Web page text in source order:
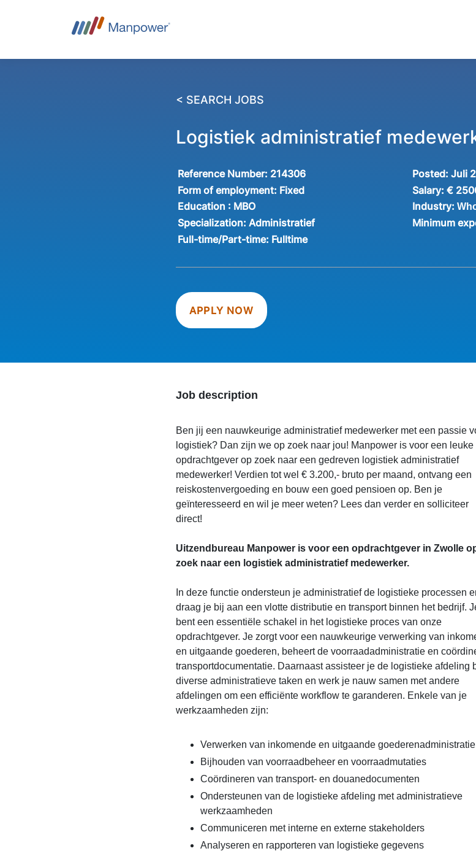
< SEARCH JOBS
Logistiek administratief
Reference Number: 214306 Posted: Juli
Form of employment: Fixed Salary: €
Education : MBO Industry:
Specialization:Administratief Minimum
Full-time/Part-time: Fulltime
APPLY NOW
Job description
Ben jij een nauwkeurige administratief medewerker met een passie
logistiek? Dan zijn we op zoek naar jou! Manpower is voor een leuke
opdrachtgever op zoek naar een gedreven logistiek administratief
medewerker! Verdien tot wel € 3.200,- bruto per maand, ontvang een
reiskostenvergoeding en bouw een goed pensioen op. Ben je
geïnteresseerd en wil je meer weten? Lees dan verder en solliciteer
direct!
Uitzendbureau Manpower is voor een opdrachtgever in Zwolle
zoek naar een logistiek administratief medewerker.
In deze functie ondersteun je administratief de logistieke processen
draag je bij aan een vlotte distributie en transport binnen het bedrijf.
bent een essentiële schakel in het logistieke proces van onze
opdrachtgever. Je zorgt voor een nauwkeurige verwerking van
en uitgaande goederen, beheert de voorraadadministratie en
transportdocumentatie. Daarnaast assisteer je de logistieke afdeling
diverse administratieve taken en werk je nauw samen met andere
afdelingen om een efficiënte workflow te garanderen. Enkele van je
werkzaamheden zijn:
Verwerken van inkomende en uitgaande goederenadministratie
Bijhouden van voorraadbeheer en voorraadmutaties
Coördineren van transport- en douanedocumenten
Ondersteunen van de logistieke afdeling met administratieve
werkzaamheden
Communiceren met interne en externe stakeholders
Analyseren en rapporteren van logistieke gegevens